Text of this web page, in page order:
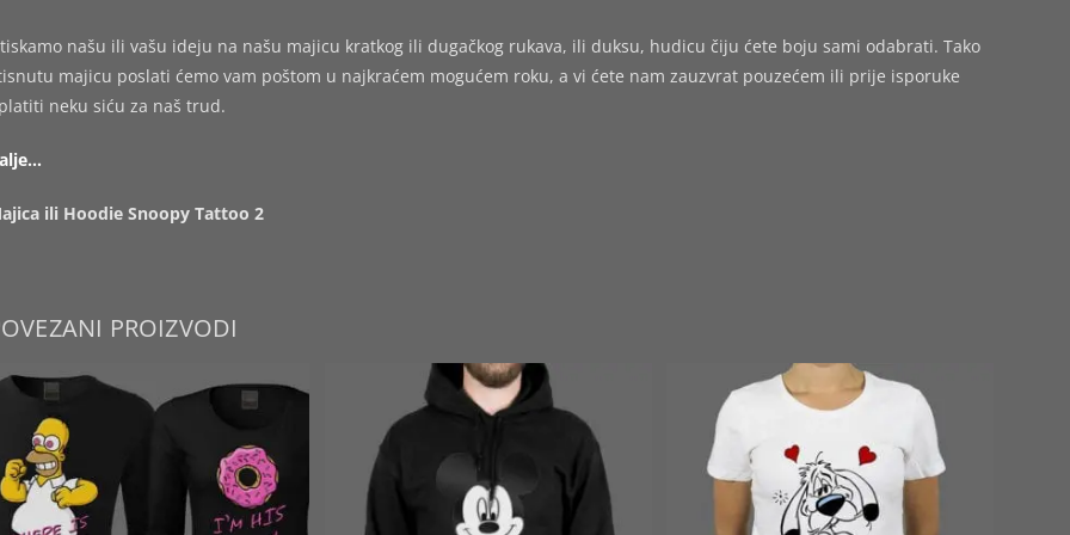
našu ili vašu ideju na našu majicu kratkog ili dugačkog rukava, ili duksu, hudicu čiju ćete boju sami odabrati. Tako
majicu poslati ćemo vam poštom u najkraćem mogućem roku, a vi ćete nam zauzvrat pouzećem ili prije isporuke
neku siću za naš trud.
ili Hoodie Snoopy Tattoo 2
PROIZVODI